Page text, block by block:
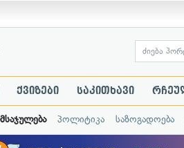
ქვიზები საკითხავი
პოლიტიკა საზოგადოება